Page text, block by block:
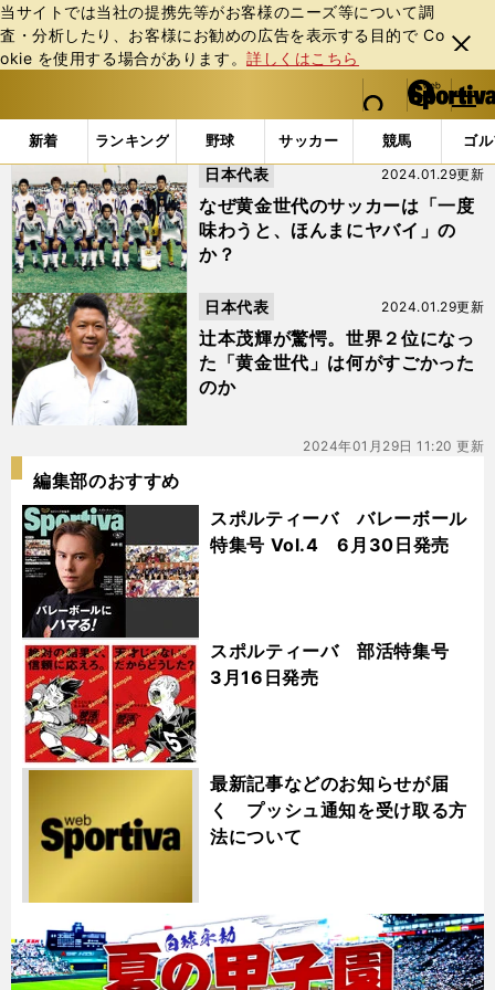
当サイトでは当社の提携先等がお客様のニーズ等について調
査・分析したり、お客様にお勧めの広告を表⽰する⽬的で Co
okie を使⽤する場合があります。詳しくはこちら
閉じ
る
web Sportiva (webスポルティーバ)
検索
マイペ
ー
ジ
メニュ
新着 ランキング 野球 サッカー 競馬 ゴ
b
ス
ポ
ル
テ
ィ
ー
バ
「#辻本茂輝」の最新ニュース・ 情報
なぜ黄金世代のサッカーは「一度
味わうと、ほんまにヤバイ」の
か？
2024.01.29更新
日本代表
辻本茂輝が驚愕。世界２位になっ
た「黄金世代」は何がすごかった
のか
2024.01.29更新
日本代表
2024年01月29日 11:20 更新
編集部のおすすめ
スポルティーバ バレーボール
特集号 Vol.4 6月30日発売
スポルティーバ 部活特集号
3月16日発売
最新記事などのお知らせが届
く プッシュ通知を受け取る方
法について